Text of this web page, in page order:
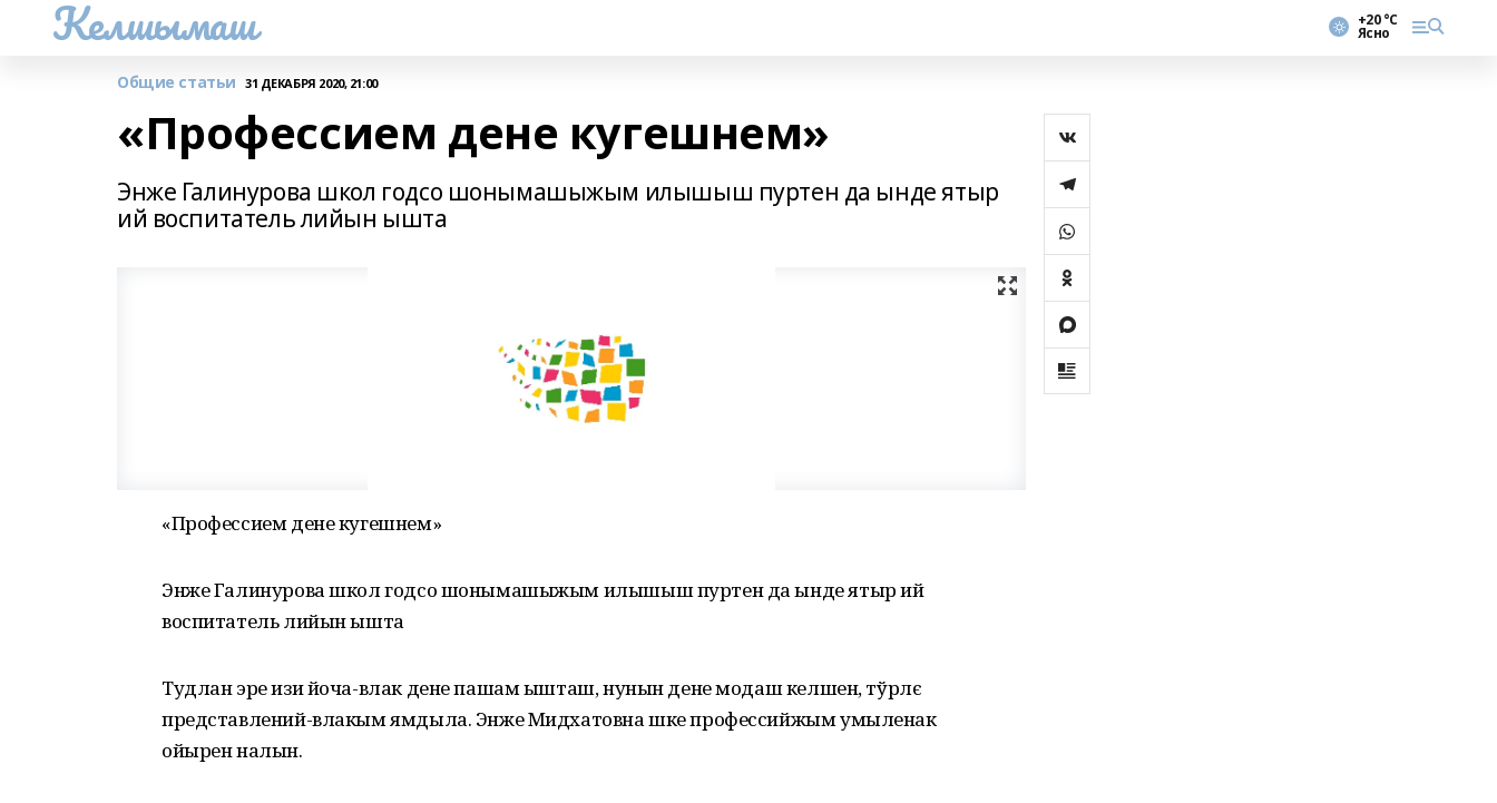
Келшымаш +20 °С
Ясно
Общие статьи 31 ДЕКАБРЯ 2020, 21:00
«Профессием дене кугешнем»
Энже Галинурова школ годсо шонымашыжым илышыш пуртен да ынде ятыр
ий воспитатель лийын ышта
«Профессием дене кугешнем»
Энже Галинурова школ годсо шонымашыжым илышыш пуртен да ынде ятыр ий
воспитатель лийын ышта
Тудлан эре изи йоча-влак дене пашам ышташ, нунын дене модаш келшен, тўрлє
представлений-влакым ямдыла. Энже Мидхатовна шке профессийжым умыленак
ойырен налын.